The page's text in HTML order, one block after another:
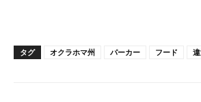
タグ オクラホマ州 パーカー フード